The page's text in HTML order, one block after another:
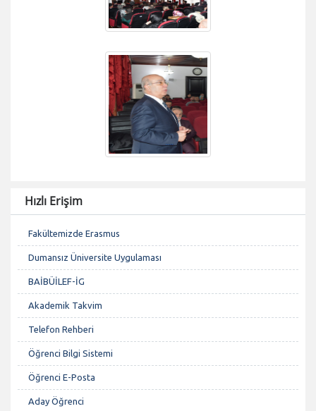
Hızlı Erişim
Fakültemizde Erasmus
Dumansız Üniversite Uygulaması
BAİBÜİLEF-İG
Akademik Takvim
Telefon Rehberi
Öğrenci Bilgi Sistemi
Öğrenci E-Posta
Aday Öğrenci